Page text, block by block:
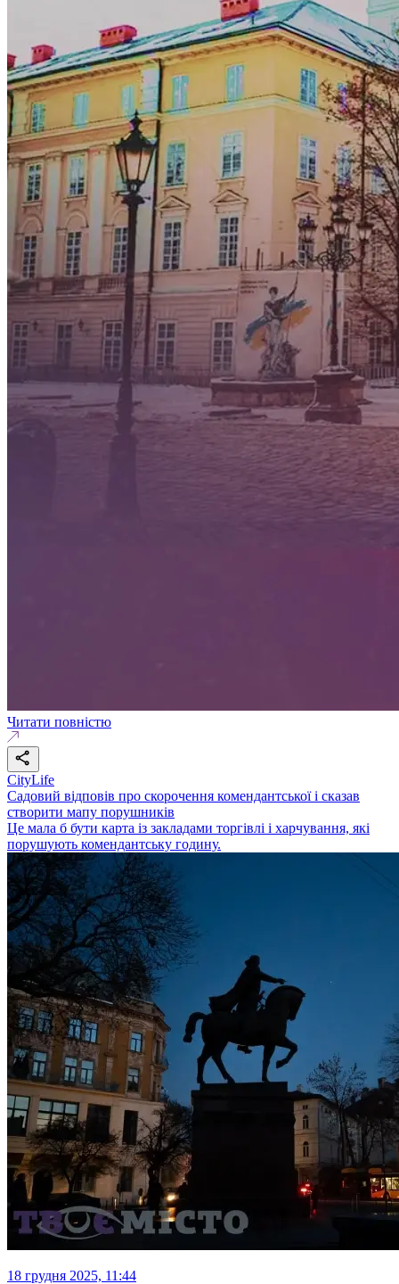
Читати повністю
CityLife
Садовий відповів про скорочення комендантської і сказав
створити мапу порушників
Це мала б бути карта із закладами торгівлі і харчування, які
порушують комендантську годину.
18 грудня 2025, 11:44